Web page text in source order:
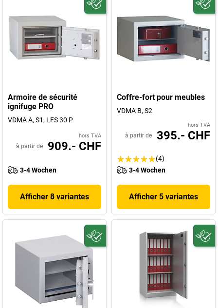
Armoire de sécurité
ignifuge PRO
VDMA A, S1, LFS 30 P
hors TVA
à partir de 909.- CHF
3-4 Wochen
Afficher 8 variantes
Coffre-fort pour meubles
VDMA B, S2
hors TVA
à partir de 395.- CHF
(4)
3-4 Wochen
Afficher 5 variantes